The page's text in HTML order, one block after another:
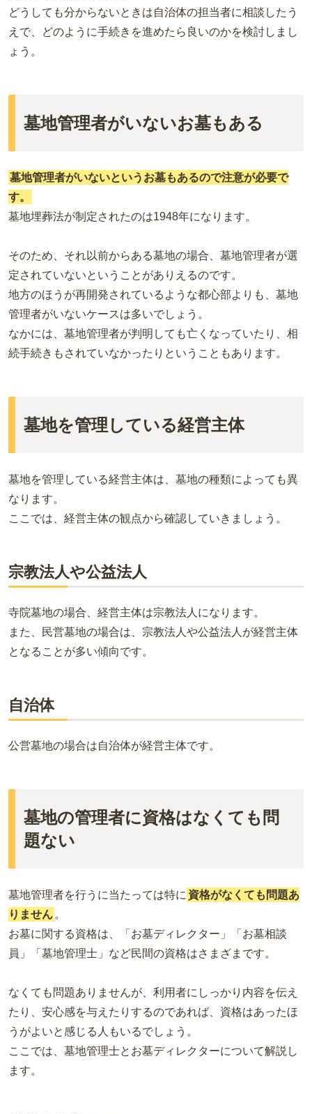
どうしても分からないときは自治体の担当者に相談したう
えで、どのように手続きを進めたら良いのかを検討しまし
ょう。
墓地管理者がいないお墓もある
墓地管理者がいないというお墓もあるので注意が必要で
す。
墓地埋葬法が制定されたのは1948年になります。
そのため、それ以前からある墓地の場合、墓地管理者が選
定されていないということがありえるのです。
地方のほうが再開発されているような都心部よりも、墓地
管理者がいないケースは多いでしょう。
なかには、墓地管理者が判明しても亡くなっていたり、相
続手続きもされていなかったりということもあります。
墓地を管理している経営主体
墓地を管理している経営主体は、墓地の種類によっても異
なります。
ここでは、経営主体の観点から確認していきましょう。
宗教法人や公益法人
寺院墓地の場合、経営主体は宗教法人になります。
また、民営墓地の場合は、宗教法人や公益法人が経営主体
となることが多い傾向です。
自治体
公営墓地の場合は自治体が経営主体です。
墓地の管理者に資格はなくても問
題ない
墓地管理者を行うに当たっては特に 資格がなくても問題あ
りません 。
お墓に関する資格は、「お墓ディレクター」「お墓相談
員」「墓地管理士」など民間の資格はさまざまです。
なくても問題ありませんが、利用者にしっかり内容を伝え
たり、安心感を与えたりするのであれば、資格はあったほ
うがよいと感じる人もいるでしょう。
ここでは、墓地管理士とお墓ディレクターについて解説し
ます。